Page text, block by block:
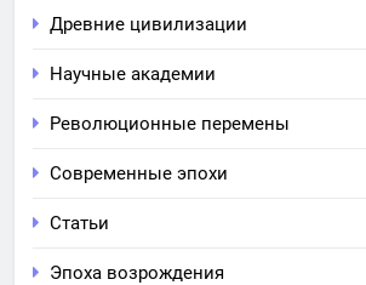
Древние цивилизации
Научные академии
Революционные перемены
Современные эпохи
Статьи
Эпоха возрождения